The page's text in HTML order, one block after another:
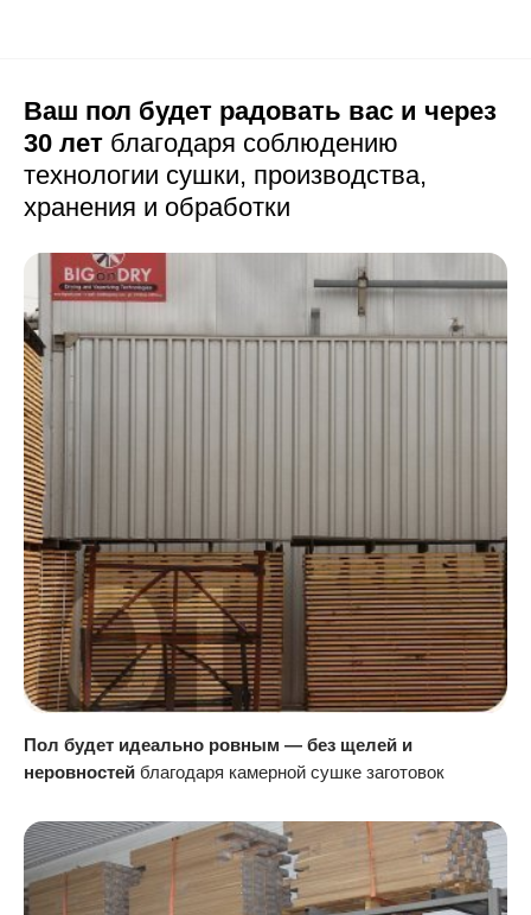
Ваш пол будет радовать вас и через
30 лет благодаря соблюдению
технологии сушки, производства,
хранения и обработки
Пол будет идеально ровным — без щелей и
неровностей благодаря камерной сушке заготовок